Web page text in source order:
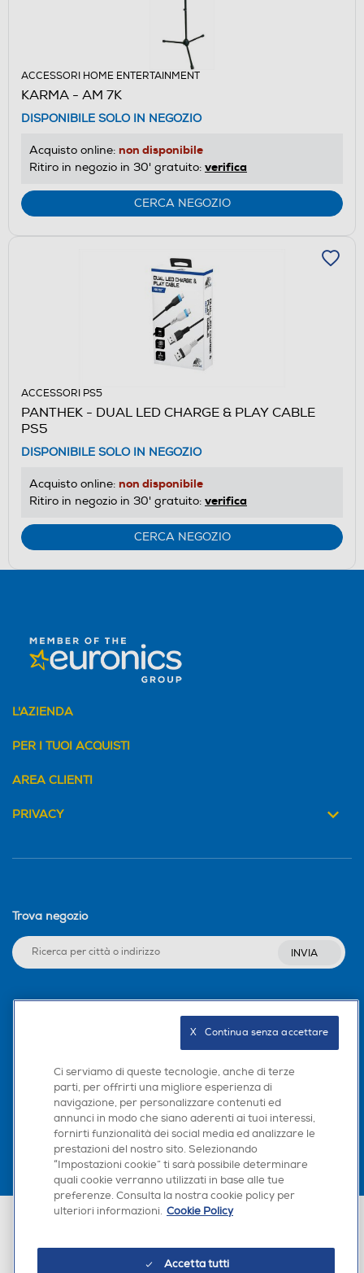
ACCESSORI HOME ENTERTAINMENT
KARMA - AM 7K
DISPONIBILE SOLO IN NEGOZIO
Acquisto online: non disponibile
Ritiro in negozio in 30' gratuito: verifica
CERCA NEGOZIO
ACCESSORI PS5
PANTHEK - DUAL LED CHARGE & PLAY CABLE
PS5
DISPONIBILE SOLO IN NEGOZIO
Acquisto online: non disponibile
Ritiro in negozio in 30' gratuito: verifica
CERCA NEGOZIO
L'AZIENDA
PER I TUOI ACQUISTI
AREA CLIENTI
PRIVACY
Trova negozio
INVIA
Scarica la nostra app
Euronics Italia SpA. Sede legale Via Montefeltro, 6/a 20156 Milano
Ci serviamo di queste tecnologie, anche di terze
parti, per offrirti una migliore esperienza di
navigazione, per personalizzare contenuti ed
annunci in modo che siano aderenti ai tuoi interessi,
fornirti funzionalità dei social media ed analizzare le
prestazioni del nostro sito. Selezionando
“Impostazioni cookie” ti sarà possibile determinare
quali cookie verranno utilizzati in base alle tue
preferenze. Consulta la nostra cookie policy per
ulteriori informazioni. Cookie Policy
Accetta tutti
X   Continua senza accettare